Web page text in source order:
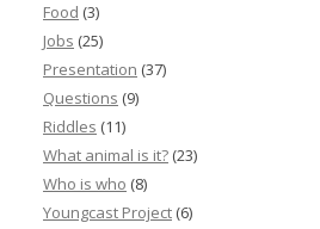
Food (3)
Jobs (25)
Presentation (37)
Questions (9)
Riddles (11)
What animal is it? (23)
Who is who (8)
Youngcast Project (6)